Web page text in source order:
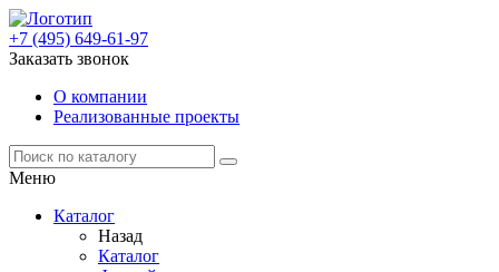
+7 (495) 649-61-97
Заказать звонок
О компании
Реализованные проекты
Меню
Каталог
Назад
Каталог